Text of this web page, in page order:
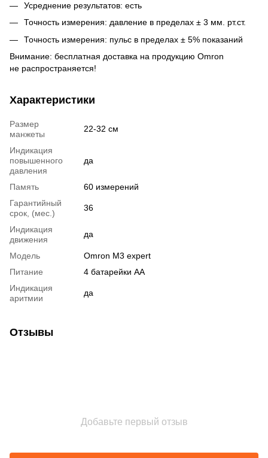
Усреднение результатов: есть
Точность измерения: давление в пределах ± 3 мм. рт.ст.
Точность измерения: пульс в пределах ± 5% показаний
Внимание: бесплатная доставка на продукцию Omron
не распространяется!
Характеристики
Размер
манжеты
22-32 см
Индикация
повышенного
давления
да
Память
60 измерений
Гарантийный
срок, (мес.)
36
Индикация
движения
да
Модель
Omron M3 expert
Питание
4 батарейки АА
Индикация
аритмии
да
Отзывы
Добавьте первый отзыв